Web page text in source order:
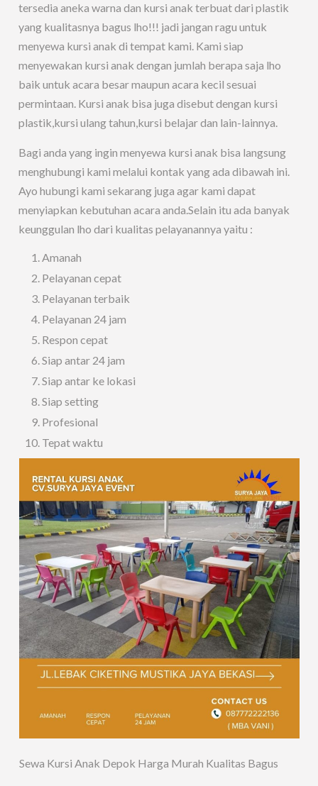
tersedia aneka warna dan kursi anak terbuat dari plastik
yang kualitasnya bagus lho!!! jadi jangan ragu untuk
menyewa kursi anak di tempat kami. Kami siap
menyewakan kursi anak dengan jumlah berapa saja lho
baik untuk acara besar maupun acara kecil sesuai
permintaan. Kursi anak bisa juga disebut dengan kursi
plastik,kursi ulang tahun,kursi belajar dan lain-lainnya.
Bagi anda yang ingin menyewa kursi anak bisa langsung
menghubungi kami melalui kontak yang ada dibawah ini.
Ayo hubungi kami sekarang juga agar kami dapat
menyiapkan kebutuhan acara anda.Selain itu ada banyak
keunggulan lho dari kualitas pelayanannya yaitu :
Amanah
Pelayanan cepat
Pelayanan terbaik
Pelayanan 24 jam
Respon cepat
Siap antar 24 jam
Siap antar ke lokasi
Siap setting
Profesional
Tepat waktu
Sewa Kursi Anak Depok Harga Murah Kualitas Bagus